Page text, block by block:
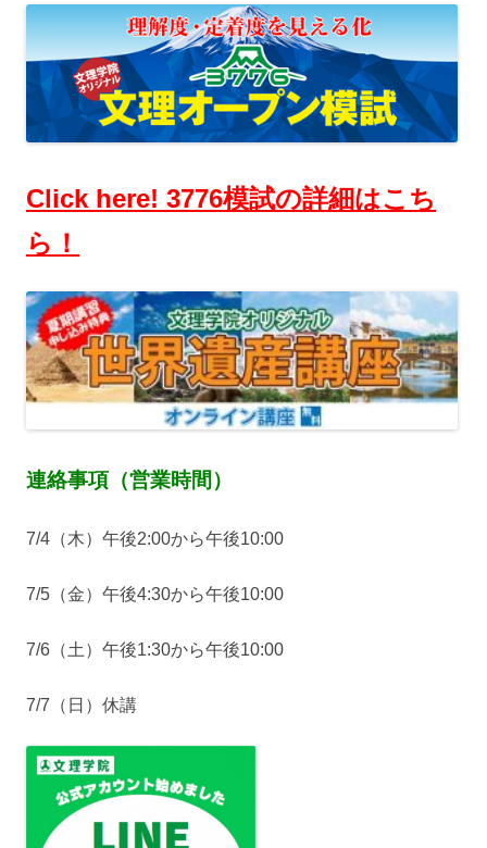
Click here! 3776模試の詳細はこち
ら！
連絡事項（営業時間）
7/4（木）午後2:00から午後10:00
7/5（金）午後4:30から午後10:00
7/6（土）午後1:30から午後10:00
7/7（日）休講